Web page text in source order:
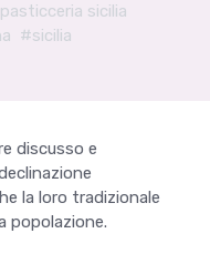
sicilia
#sicilia
discusso e
la loro tradizionale
popolazione.